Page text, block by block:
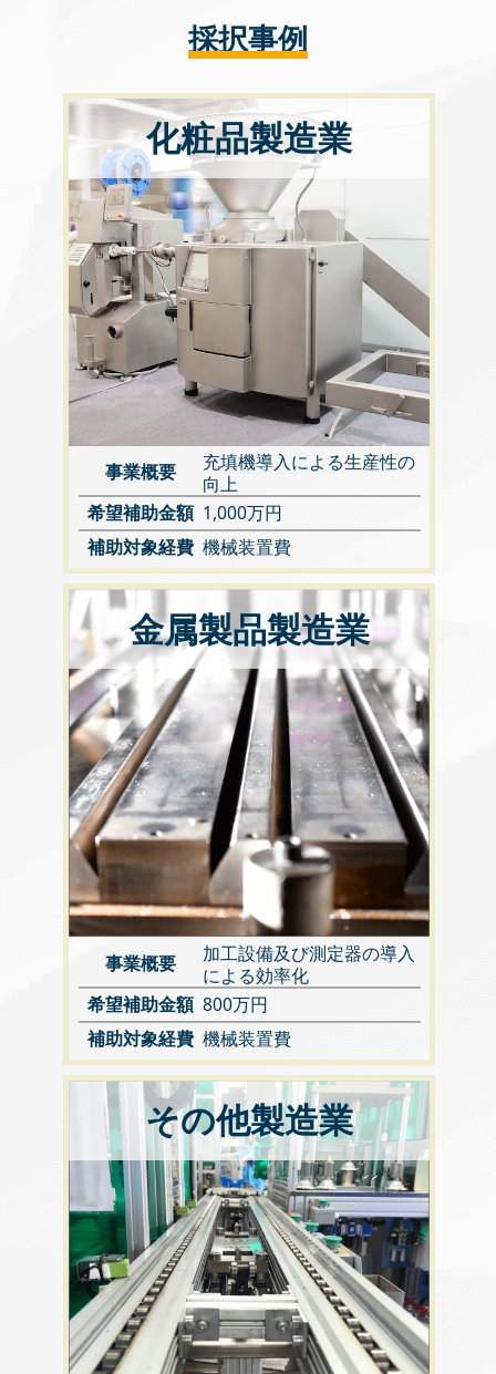
採択事例
化粧品製造業
事業概要
充填機導入による生産性の
向上
希望補助金額 1,000万円
補助対象経費 機械装置費
金属製品製造業
事業概要
加工設備及び測定器の導入
による効率化
希望補助金額 800万円
補助対象経費 機械装置費
その他製造業